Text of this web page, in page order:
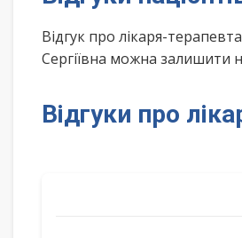
Відгук про лікаря-
Сергіївна можна залишити
Відгуки про